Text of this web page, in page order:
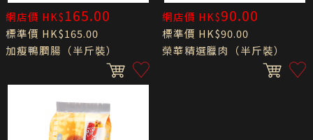
網店價 HK$165.00
標準價 HK$165.00
加瘦鴨膶腸（半斤裝）
網店價 HK$90.00
標準價 HK$90.00
榮華精選臘肉（半斤裝）